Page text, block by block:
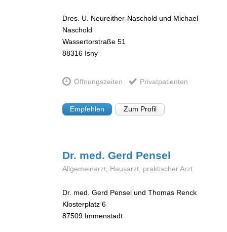
Dres. U. Neureither-Naschold und Michael
Naschold
Wassertorstraße 51
88316 Isny
Öffnungszeiten Privatpatienten
Empfehlen Zum Profil
Dr. med. Gerd Pensel
Allgemeinarzt, Hausarzt, praktischer Arzt
Dr. med. Gerd Pensel und Thomas Renck
Klosterplatz 6
87509 Immenstadt